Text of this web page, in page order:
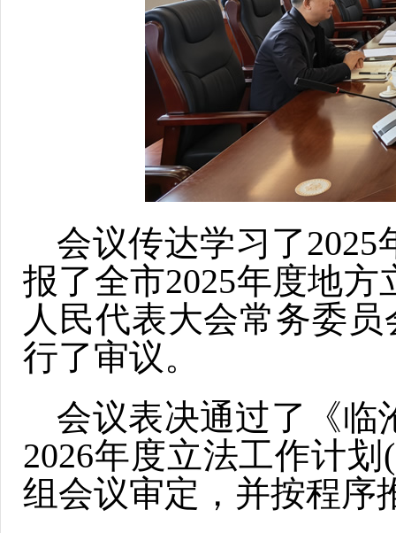
会议传达学习了
报了全市2025年度地
人民代表大会常务委
行了审议。
会议表决通过了《临
2026年度立法工作计
组会议审定，并按程序